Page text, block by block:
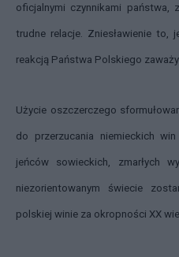
oficjalnymi czynnikami
trudne relacje. Zniesławienie
reakcją Państwa Polskiego
Użycie oszczerczego
do przerzucania niemieckich
jeńców sowieckich, zmarłych
niezorientowanym świecie zo
polskiej winie za okropności XX